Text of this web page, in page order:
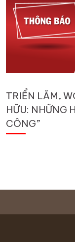
TRIỂN LÃM,
HỮU: NHỮNG
CÔNG”